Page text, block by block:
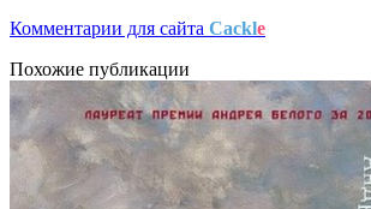
Комментарии для сайта Cackle
Похожие публикации